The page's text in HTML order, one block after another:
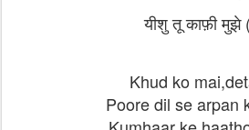
यीशु तू काफ़ी मुझे
Khud ko
Poore dil se arpan